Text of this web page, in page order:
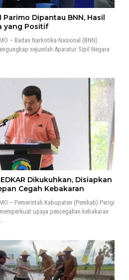
Parimo Dipantau BNN, Hasil
yang Positif
– Badan Narkotika Nasional (BNN)
sejumlah Aparatur Sipil Negara
Dikukuhkan, Disiapkan
Cegah Kebakaran
– Pemerintah Kabupaten (Pemkab) Parigi
upaya pencegahan kebakaran